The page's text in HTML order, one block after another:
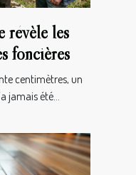
révèle les
foncières
centimètres, un
jamais été...